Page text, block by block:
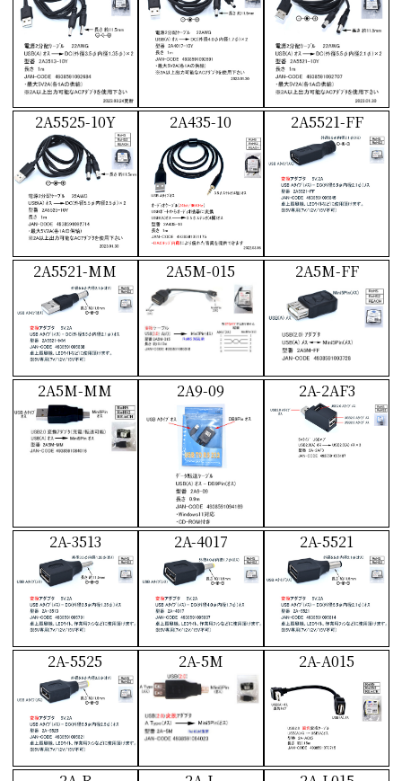
2A5525-10Y 2A435-10 2A5521-FF
2A5521-MM 2A5M-015 2A5M-FF
2A5M-MM 2A9-09 2A-2AF3
2A-3513 2A-4017 2A-5521
2A-5525 2A-5M 2A-A015